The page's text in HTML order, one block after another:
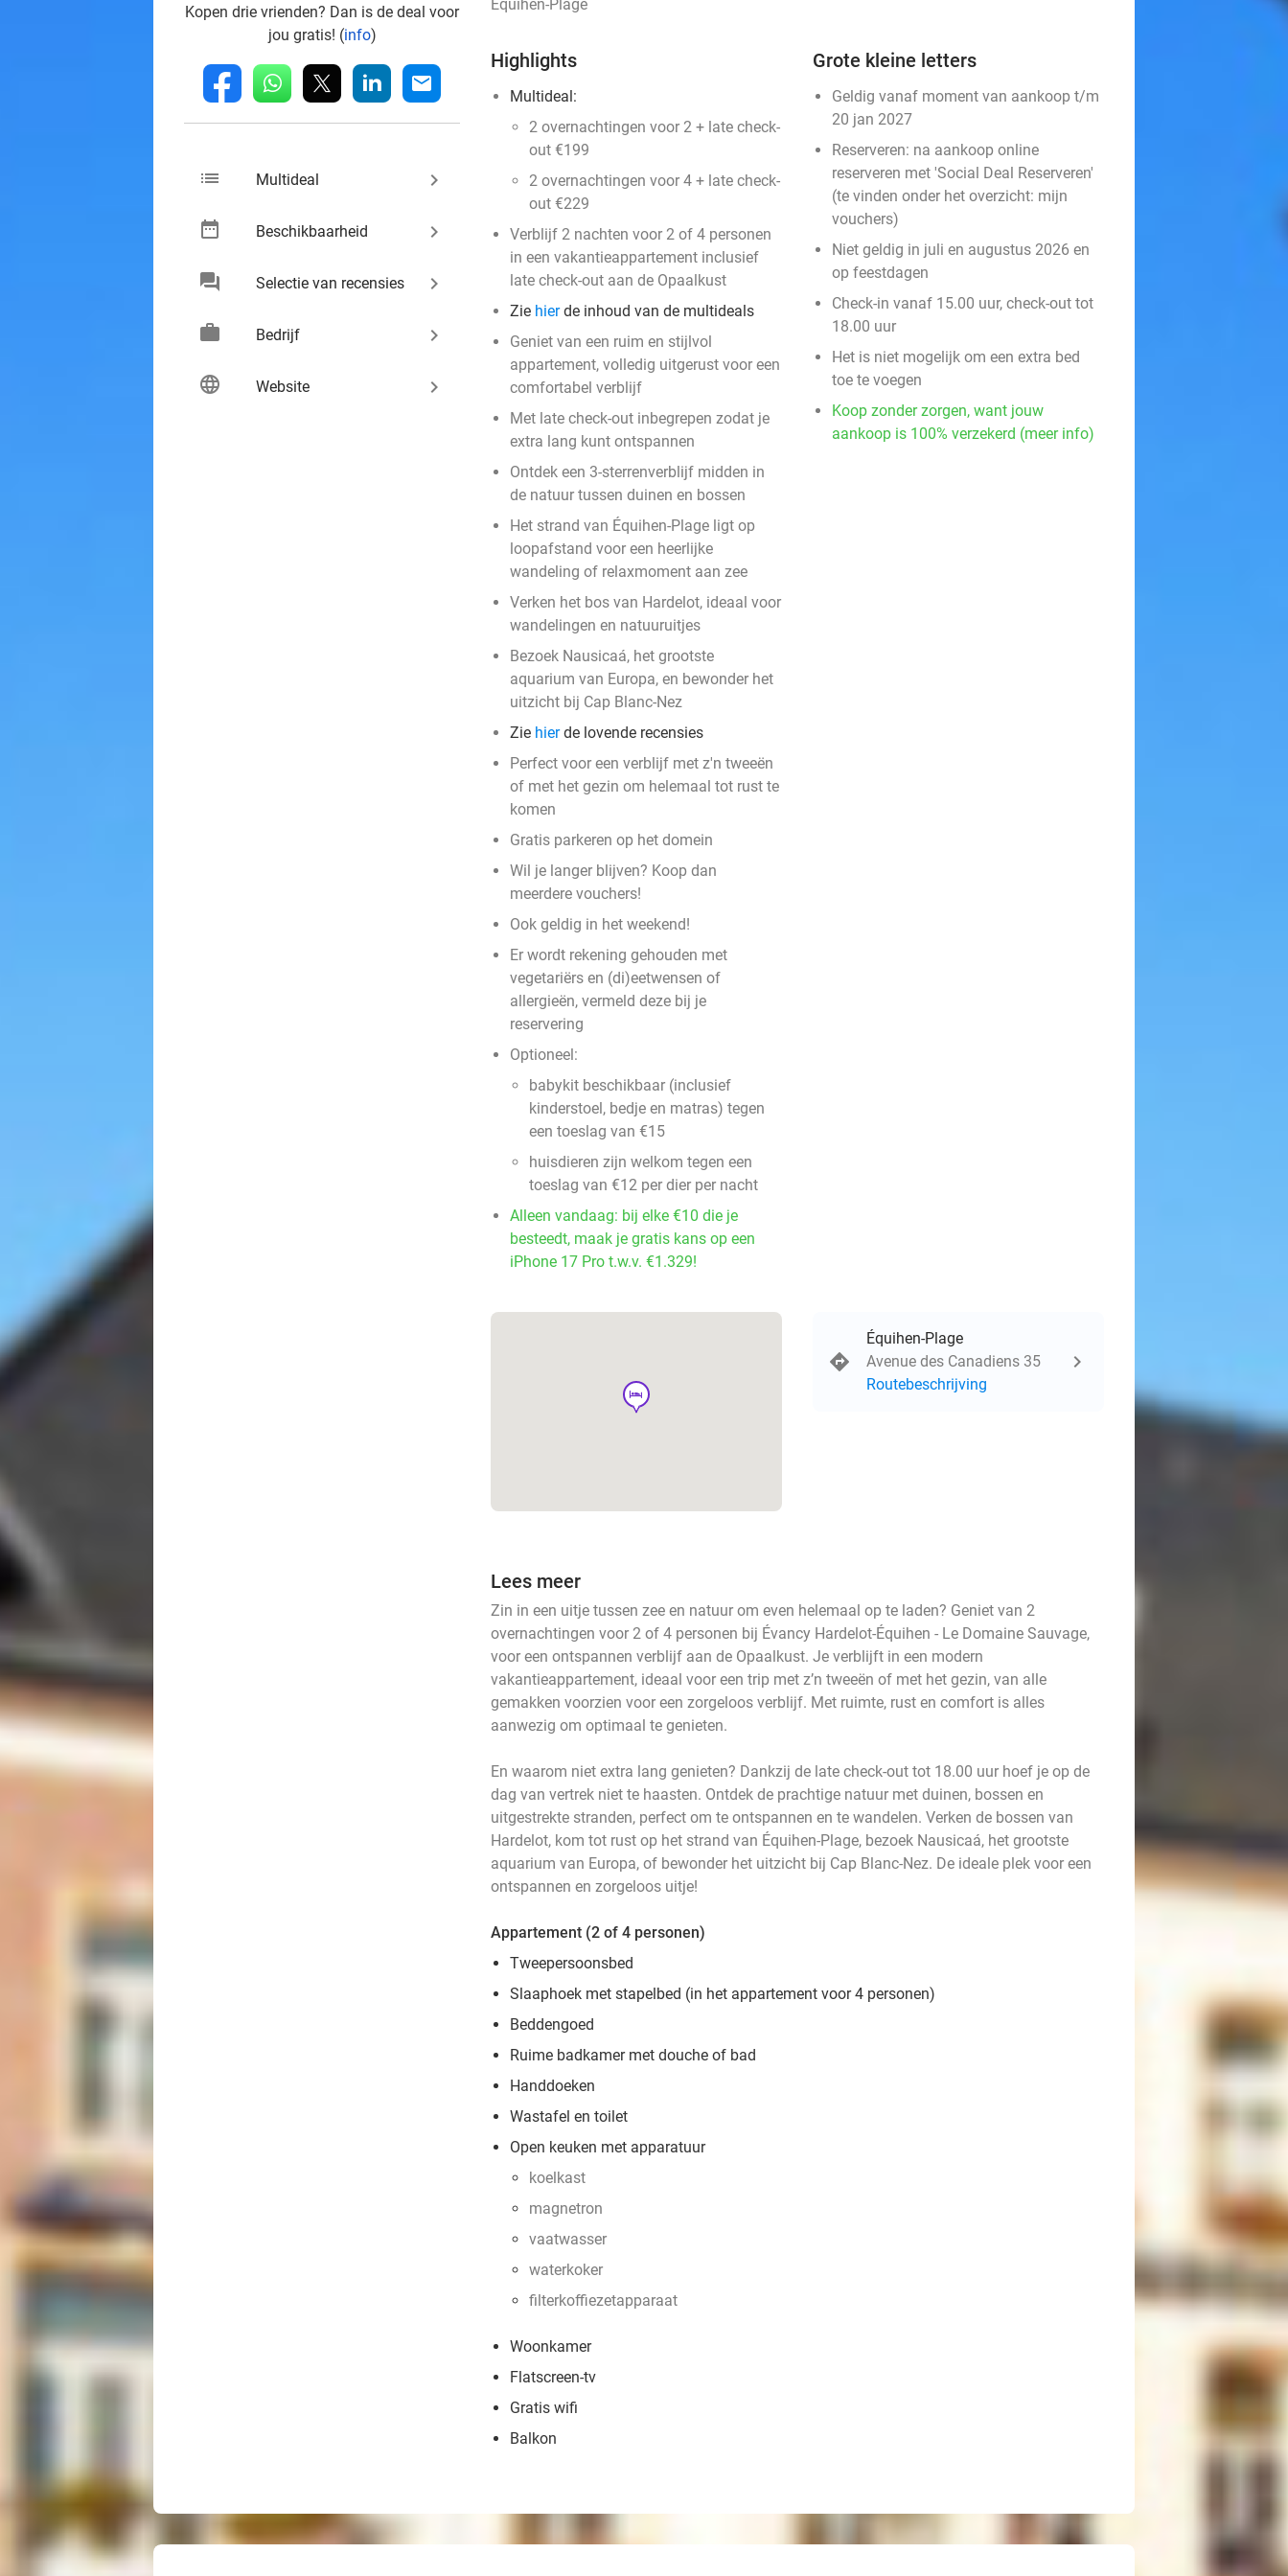
Kopen drie vrienden? Dan is de deal voor
jou gratis! (info)
fb whatsapp linkedin mail
list Multideal keyboard_arrow_right
date_range Beschikbaarheid keyboard_arrow_right
chat Selectie van recensies keyboard_arrow_right
work Bedrijf keyboard_arrow_right
language Website keyboard_arrow_right
Équihen-Plage
Highlights
Multideal:
2 overnachtingen voor 2 + late check-
out €199
2 overnachtingen voor 4 + late check-
out €229
Verblijf 2 nachten voor 2 of 4 personen
in een vakantieappartement inclusief
late check-out aan de Opaalkust
Zie hierde inhoud van de multideals
Geniet van een ruim en stijlvol
appartement, volledig uitgerust voor een
comfortabel verblijf
Met late check-out inbegrepen zodat je
extra lang kunt ontspannen
Ontdek een 3-sterrenverblijf midden in
de natuur tussen duinen en bossen
Het strand van Équihen-Plage ligt op
loopafstand voor een heerlijke
wandeling of relaxmoment aan zee
Verken het bos van Hardelot, ideaal voor
wandelingen en natuuruitjes
Bezoek Nausicaá, het grootste
aquarium van Europa, en bewonder het
uitzicht bij Cap Blanc-Nez
Zie hierde lovende recensies
Perfect voor een verblijf met z'n tweeën
of met het gezin om helemaal tot rust te
komen
Gratis parkeren op het domein
Wil je langer blijven? Koop dan
meerdere vouchers!
Ook geldig in het weekend!
Er wordt rekening gehouden met
vegetariërs en (di)eetwensen of
allergieën, vermeld deze bij je
reservering
Optioneel:
babykit beschikbaar (inclusief
kinderstoel, bedje en matras) tegen
een toeslag van €15
huisdieren zijn welkom tegen een
toeslag van €12 per dier per nacht
Alleen vandaag: bij elke €10 die je
besteedt, maak je gratis kans op een
iPhone 17 Pro t.w.v. €1.329!
Grote kleine letters
Geldig vanaf moment van aankoop t/m
20 jan 2027
Reserveren: na aankoop online
reserveren met 'Social Deal Reserveren'
(te vinden onder het overzicht: mijn
vouchers)
Niet geldig in juli en augustus 2026 en
op feestdagen
Check-in vanaf 15.00 uur, check-out tot
18.00 uur
Het is niet mogelijk om een extra bed
toe te voegen
Koop zonder zorgen, want jouw
aankoop is 100% verzekerd (meer info)
hotel
Équihen-Plage
Avenue des Canadiens 35
Routebeschrijving
Lees meer
Zin in een uitje tussen zee en natuur om even helemaal op te laden? Geniet van 2
overnachtingen voor 2 of 4 personen bij Évancy Hardelot-Équihen - Le Domaine Sauvage,
voor een ontspannen verblijf aan de Opaalkust. Je verblijft in een modern
vakantieappartement, ideaal voor een trip met z’n tweeën of met het gezin, van alle
gemakken voorzien voor een zorgeloos verblijf. Met ruimte, rust en comfort is alles
aanwezig om optimaal te genieten.
En waarom niet extra lang genieten? Dankzij de late check-out tot 18.00 uur hoef je op de
dag van vertrek niet te haasten. Ontdek de prachtige natuur met duinen, bossen en
uitgestrekte stranden, perfect om te ontspannen en te wandelen. Verken de bossen van
Hardelot, kom tot rust op het strand van Équihen-Plage, bezoek Nausicaá, het grootste
aquarium van Europa, of bewonder het uitzicht bij Cap Blanc-Nez. De ideale plek voor een
ontspannen en zorgeloos uitje!
Appartement (2 of 4 personen)
Tweepersoonsbed
Slaaphoek met stapelbed (in het appartement voor 4 personen)
Beddengoed
Ruime badkamer met douche of bad
Handdoeken
Wastafel en toilet
Open keuken met apparatuur
koelkast
magnetron
vaatwasser
waterkoker
filterkoffiezetapparaat
Woonkamer
Flatscreen-tv
Gratis wifi
Balkon